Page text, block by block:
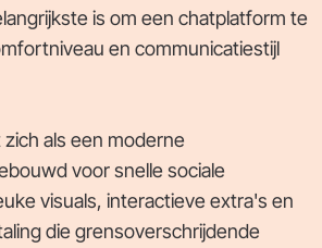
is om een chatplatform te
en communicatiestijl
als een moderne
voor snelle sociale
visuals, interactieve extra's en
die grensoverschrijdende